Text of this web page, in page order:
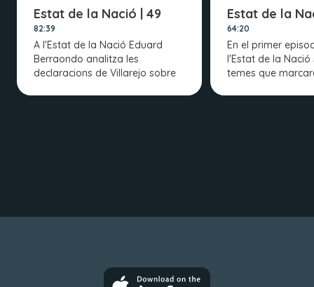
Estat de la Nació | 49
82:39
A l'Estat de la Nació Eduard
Berraondo analitza les
declaracions de Villarejo sobre
Estat de la
64:20
En el primer
l'Estat de la Nació
temes que